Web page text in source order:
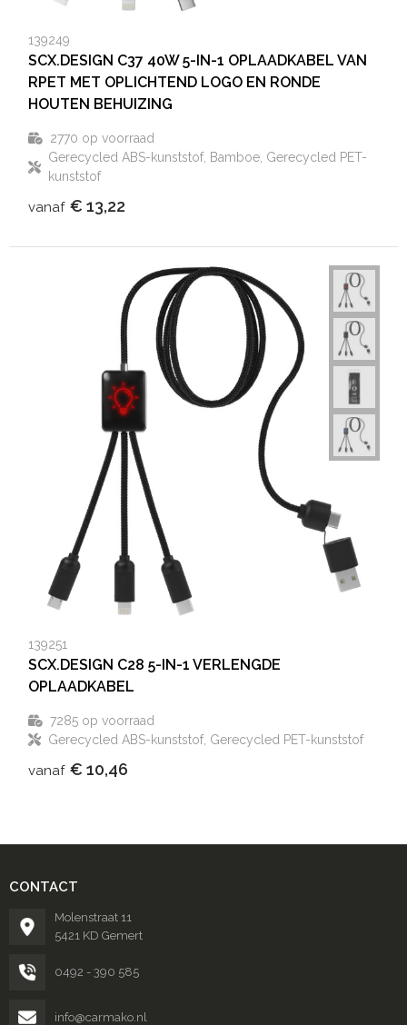
139249
SCX.DESIGN C37 40W 5-IN-1 OPLAADKABEL VAN
RPET MET OPLICHTEND LOGO EN RONDE
HOUTEN BEHUIZING
2770 op voorraad
Gerecycled ABS-kunststof, Bamboe, Gerecycled PET-
kunststof
vanaf € 13,22
139251
SCX.DESIGN C28 5-IN-1 VERLENGDE
OPLAADKABEL
7285op voorraad
Gerecycled ABS-kunststof, Gerecycled PET-kunststof
vanaf € 10,46
CONTACT
Molenstraat 11
5421 KD Gemert
0492 - 390 585
info@carmako.nl